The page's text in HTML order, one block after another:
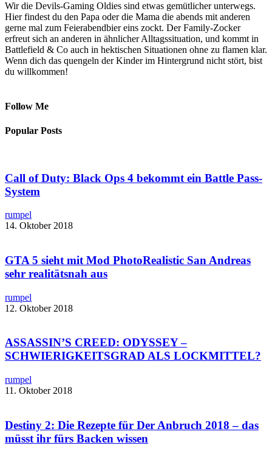
Wir die Devils-Gaming Oldies sind etwas gemütlicher unterwegs.
Hier findest du den Papa oder die Mama die abends mit anderen
gerne mal zum Feierabendbier eins zockt. Der Family-Zocker
erfreut sich an anderen in ähnlicher Alltagssituation, und kommt in
Battlefield & Co auch in hektischen Situationen ohne zu flamen klar.
Wenn dich das quengeln der Kinder im Hintergrund nicht stört, bist
du willkommen!
Follow Me
Popular Posts
Call of Duty: Black Ops 4 bekommt ein Battle Pass-
System
rumpel
14. Oktober 2018
GTA 5 sieht mit ​Mod PhotoRealistic San Andreas
sehr realitätsnah aus
rumpel
12. Oktober 2018
ASSASSIN’S CREED: ODYSSEY –
SCHWIERIGKEITSGRAD ALS LOCKMITTEL?
rumpel
11. Oktober 2018
Destiny 2: Die Rezepte für Der Anbruch 2018 – das
müsst ihr fürs Backen wissen